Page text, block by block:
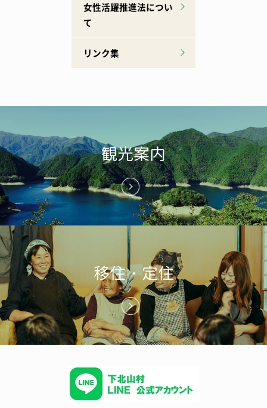
女性活躍推進法につい
て
リンク集
観光案内
移住・定住